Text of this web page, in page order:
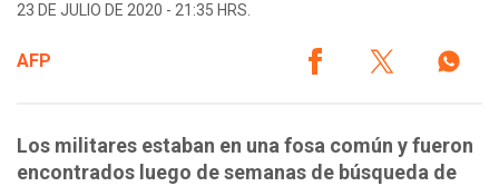
23 DE JULIO DE 2020 - 21:35 HRS.
AFP
Los militares estaban en una fosa común y fueron
encontrados luego de semanas de búsqueda de